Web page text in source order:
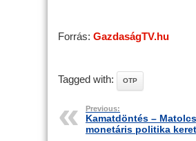
Forrás: GazdaságTV.hu
Tagged with: OTP
Previous:
Kamatdöntés –
monetáris politika